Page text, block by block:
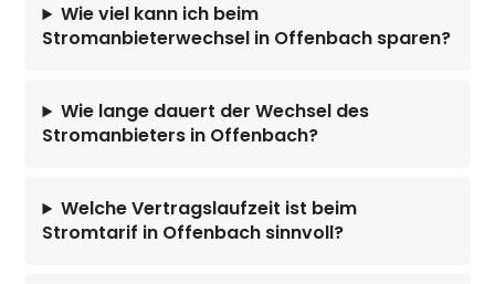
Wie viel kann ich beim
Stromanbieterwechsel in Offenbach sparen?
Wie lange dauert der Wechsel des
Stromanbieters in Offenbach?
Welche Vertragslaufzeit ist beim
Stromtarif in Offenbach sinnvoll?